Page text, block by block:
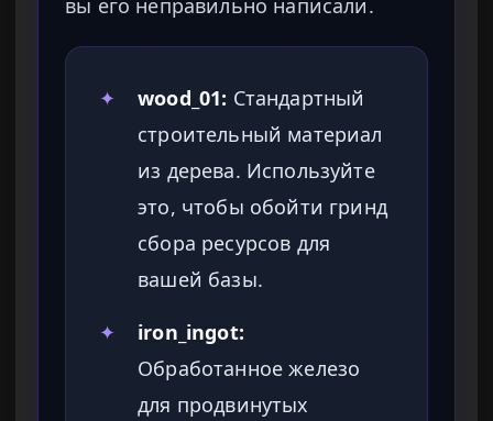
вы его неправильно написали.
✦ wood_01: Стандартный
строительный материал
из дерева. Используйте
это, чтобы обойти гринд
сбора ресурсов для
вашей базы.
✦
iron_ingot:
Обработанное железо
для продвинутых